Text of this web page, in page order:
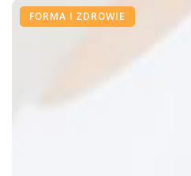
FORMA I ZDROWIE